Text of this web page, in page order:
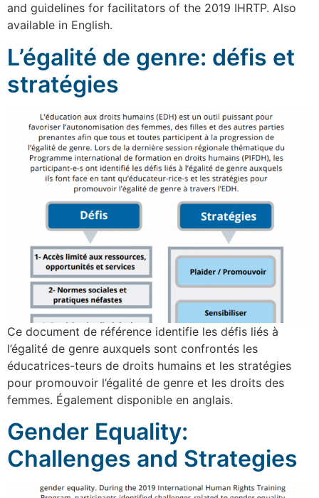
and guidelines for facilitators of the 2019 IHRTP. Also
available in English.
L’égalité de genre: défis et
stratégies
Ce document de référence identifie les défis liés à
l’égalité de genre auxquels sont confrontés les
éducatrices-teurs de droits humains et les stratégies
pour promouvoir l’égalité de genre et les droits des
femmes. Également disponible en anglais.
Gender Equality:
Challenges and Strategies